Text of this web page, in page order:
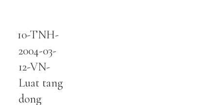
10-TNH-
2004-03-
12-VN-
Luat tang
dong